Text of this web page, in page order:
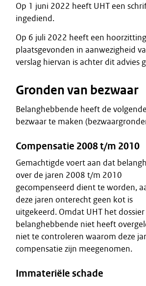
Op 1 juni 2022 heeft UHT een
ingediend.
Op 6 juli 2022 heeft een hoorzitting
plaatsgevonden in aanwezigheid
verslag hiervan is achter dit advies
Gronden van bezwaar
Belanghebbende heeft de
bezwaar te maken
Compensatie 2008 t/m 2010
Gemachtigde voert aan dat
over de jaren 2008 t/m 2010
gecompenseerd dient te worden,
deze jaren onterecht geen kot is
uitgekeerd. Omdat UHT het dossier
belanghebbende niet heeft
niet te controleren waarom deze
compensatie zijn meegenomen.
Immateriële schade